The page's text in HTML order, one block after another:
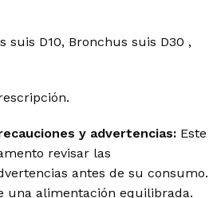
suis D10, Bronchus suis D30 ,
y advertencias: Este
revisar las
antes de su consumo.
una alimentación equilibrada.